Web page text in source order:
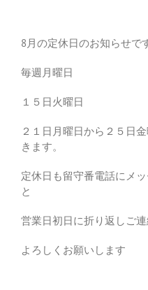
8月の定休日のお知らせで
毎週月曜日
１５日火曜日
２１日月曜日から２５日
きます。
定休日も留守番電話にメ
と
営業日初日に折り返しご連
よろしくお願いします